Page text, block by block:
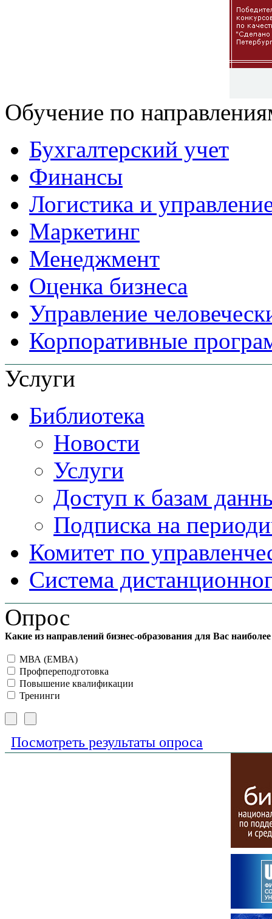
Обучение по
Бухгалтерский учет
Финансы
Логистика и
Маркетинг
Менеджмент
Оценка бизнеса
Управление
Корпоративные
Услуги
Библиотека
Новости
Услуги
Доступ к базам
Подписка на
Комитет по
Система
Опрос
Какие из направлений бизнес-образования для Вас
МВА (ЕМВА)
Профпереподготовка
Повышение квалификации
Тренинги
Посмотреть результаты опроса